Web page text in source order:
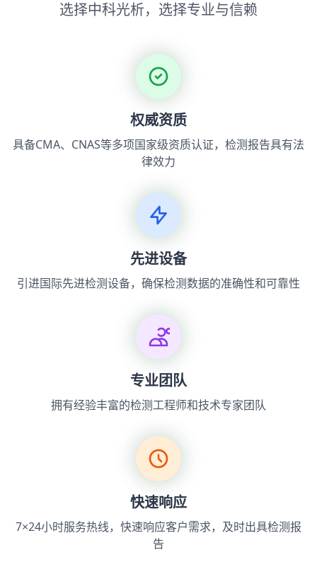
选择中科光析，选择专业与信赖
权威资质
具备CMA、CNAS等多项国家级资质认证，检测报告具有法
律效力
先进设备
引进国际先进检测设备，确保检测数据的准确性和可靠性
专业团队
拥有经验丰富的检测工程师和技术专家团队
快速响应
7×24小时服务热线，快速响应客户需求，及时出具检测报
告